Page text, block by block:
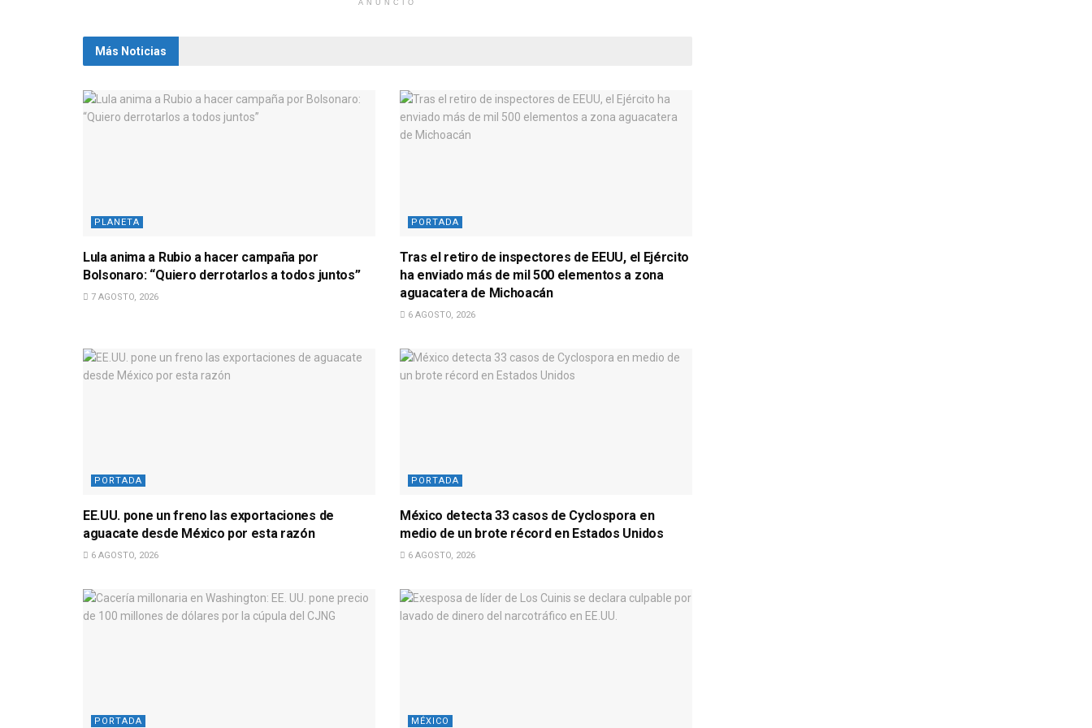
ANUNCIO
Más Noticias
PLANETA
Lula anima a Rubio a hacer campaña por
Bolsonaro: “Quiero derrotarlos a todos juntos”
7 AGOSTO, 2026
PORTADA
Tras el retiro de inspectores de EEUU, el Ejército
ha enviado más de mil 500 elementos a zona
aguacatera de Michoacán
6 AGOSTO, 2026
PORTADA
EE.UU. pone un freno las exportaciones de
aguacate desde México por esta razón
6 AGOSTO, 2026
PORTADA
México detecta 33 casos de Cyclospora en
medio de un brote récord en Estados Unidos
6 AGOSTO, 2026
PORTADA MÉXICO